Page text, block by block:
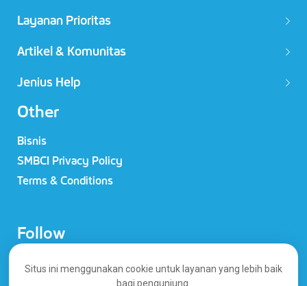
Situs ini menggunakan cookie untuk layanan yang lebih baik
bagi pengunjung.
Layanan Prioritas
Artikel & Komunitas
Jenius Help
Other
Bisnis
SMBCI Privacy Policy
Terms & Conditions
Follow